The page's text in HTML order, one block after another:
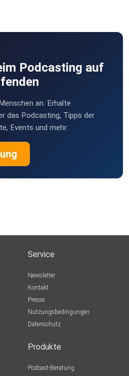
Podcast
Podcasting auf
an. Erhalte
das Podcasting, Tipps der
Events und mehr.
Service
Newsletter
Kontakt
Presse
Nutzungsbedingungen
Datenschutz
Produkte
Podcast-Beratung